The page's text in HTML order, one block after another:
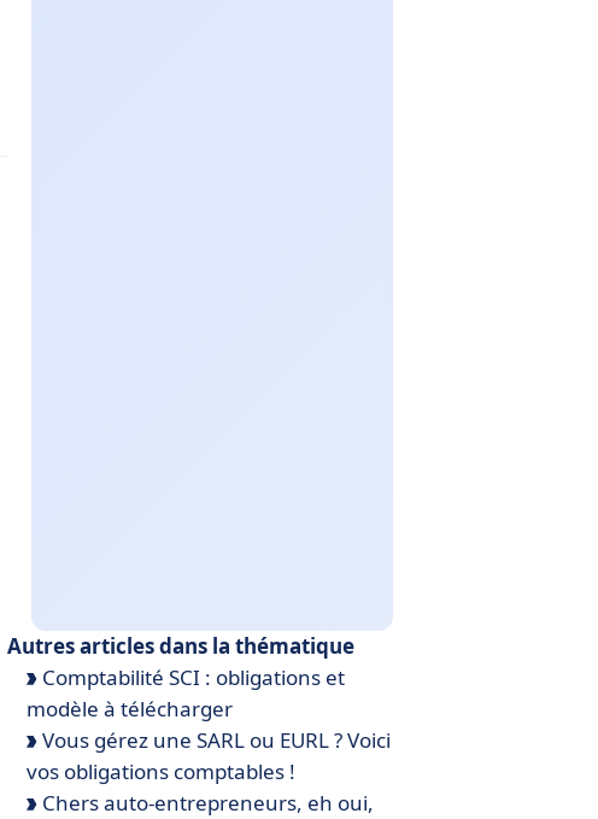
Autres articles dans la thématique
Comptabilité SCI : obligations et
modèle à télécharger
Vous gérez une SARL ou EURL ? Voici
vos obligations comptables !
Chers auto-entrepreneurs, eh oui,